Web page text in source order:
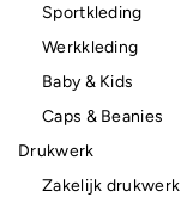
Sportkleding
Werkkleding
Baby & Kids
Caps & Beanies
Drukwerk
Zakelijk drukwerk